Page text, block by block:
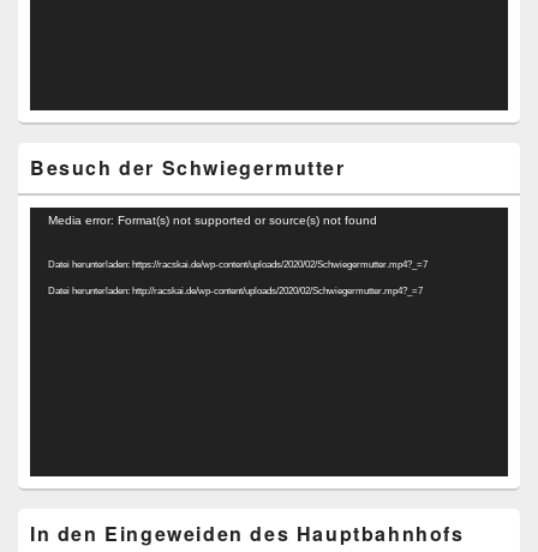
Besuch der Schwiegermutter
Video-
Media error: Format(s) not supported or source(s) not found
Datei herunterladen: https://racskai.de/wp-content/uploads/2020/02/Schwiegermutter.mp4?_=7
Datei herunterladen: http://racskai.de/wp-content/uploads/2020/02/Schwiegermutter.mp4?_=7
In den Eingeweiden des Hauptbahnhofs